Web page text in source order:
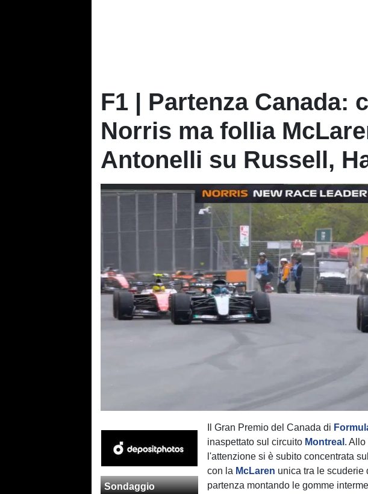
F1 | Partenza Canada:
Norris ma follia
Antonelli su Russell,
Sondaggio
Il Gran Premio del Canada di
inaspettato sul circuito Montreal .
l'attenzione si è subito concentrata
con la McLaren unica tra le scuderie
partenza montando le gomme